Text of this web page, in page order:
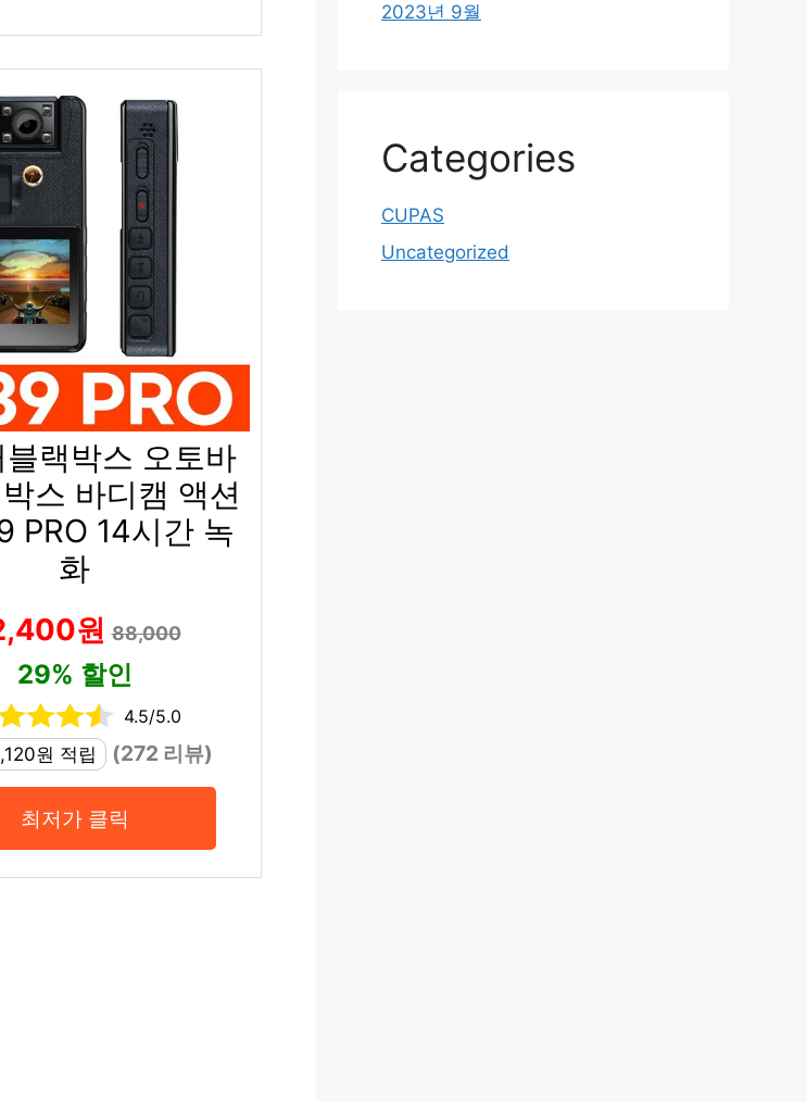
랙박스 오토바
스 바디캠 액션
PRO 14시간 녹
화
원88,000
29% 할인
4.5/5.0
원 적립
(272 리뷰)
최저가 클릭
2023년 9월
Categories
CUPAS
Uncategorized